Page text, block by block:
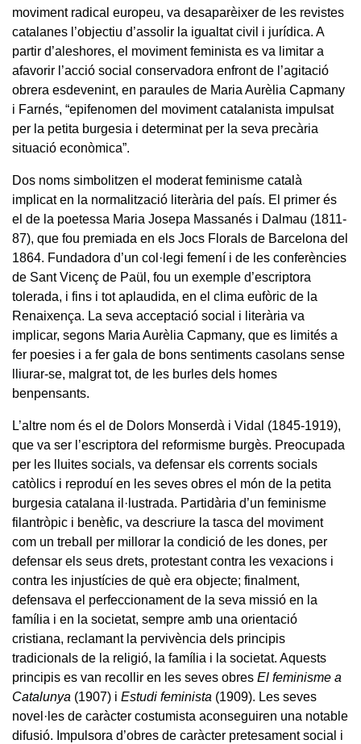
moviment radical europeu, va desaparèixer de les revistes
catalanes l’objectiu d’assolir la igualtat civil i jurídica. A
partir d’aleshores, el moviment feminista es va limitar a
afavorir l’acció social conservadora enfront de l’agitació
obrera esdevenint, en paraules de Maria Aurèlia Capmany
i Farnés, “epifenomen del moviment catalanista impulsat
per la petita burgesia i determinat per la seva precària
situació econòmica”.
Dos noms simbolitzen el moderat feminisme català
implicat en la normalització literària del país. El primer és
el de la poetessa Maria Josepa Massanés i Dalmau (1811-
87), que fou premiada en els Jocs Florals de Barcelona del
1864. Fundadora d’un col·legi femení i de les conferències
de Sant Vicenç de Paül, fou un exemple d’escriptora
tolerada, i fins i tot aplaudida, en el clima eufòric de la
Renaixença. La seva acceptació social i literària va
implicar, segons Maria Aurèlia Capmany, que es limités a
fer poesies i a fer gala de bons sentiments casolans sense
lliurar-se, malgrat tot, de les burles dels homes
benpensants.
L’altre nom és el de Dolors Monserdà i Vidal (1845-1919),
que va ser l’escriptora del reformisme burgès. Preocupada
per les lluites socials, va defensar els corrents socials
catòlics i reproduí en les seves obres el món de la petita
burgesia catalana il·lustrada. Partidària d’un feminisme
filantròpic i benèfic, va descriure la tasca del moviment
com un treball per millorar la condició de les dones, per
defensar els seus drets, protestant contra les vexacions i
contra les injustícies de què era objecte; finalment,
defensava el perfeccionament de la seva missió en la
família i en la societat, sempre amb una orientació
cristiana, reclamant la pervivència dels principis
tradicionals de la religió, la família i la societat. Aquests
principis es van recollir en les seves obres El feminisme a
Catalunya (1907) i Estudi feminista (1909). Les seves
novel·les de caràcter costumista aconseguiren una notable
difusió. Impulsora d’obres de caràcter pretesament social i